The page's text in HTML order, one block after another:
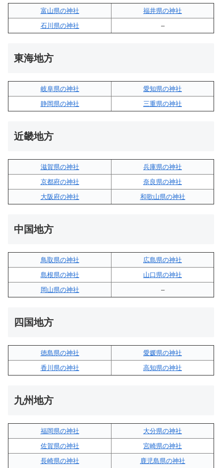
富山県の神社
福井県の神社
石川県の神社
–
東海地方
岐阜県の神社
愛知県の神社
静岡県の神社
三重県の神社
近畿地方
滋賀県の神社
兵庫県の神社
京都府の神社
奈良県の神社
大阪府の神社
和歌山県の神社
中国地方
鳥取県の神社
広島県の神社
島根県の神社
山口県の神社
岡山県の神社
–
四国地方
徳島県の神社
愛媛県の神社
香川県の神社
高知県の神社
九州地方
福岡県の神社
大分県の神社
佐賀県の神社
宮崎県の神社
長崎県の神社
鹿児島県の神社